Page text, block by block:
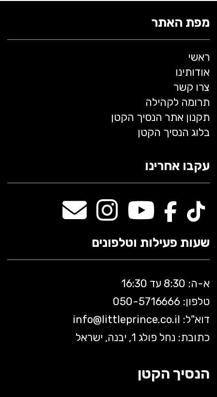
מפת האתר
ראשי
אודותינו
צרו קשר
תרומה לקהילה
תקנון אתר הנסיך הקטן
בלוג הנסיך הקטן
עקבו אחרינו
שעות פעילות וטלפונים
א-ה: 8:30 עד 16:30
טלפון: 050-5 716666
דוא"ל:
info@littleprince.co.il
כתובת: נחל פולג 1, יבנה, ישראל
הנסיך הקטן